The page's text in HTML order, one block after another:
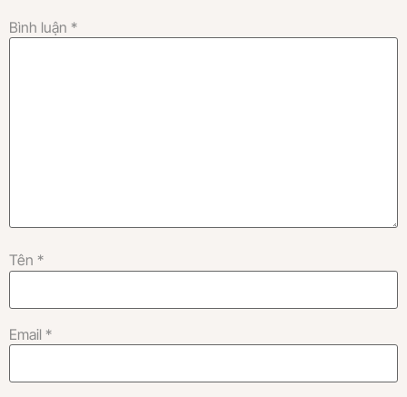
Bình luận *
Tên *
Email *